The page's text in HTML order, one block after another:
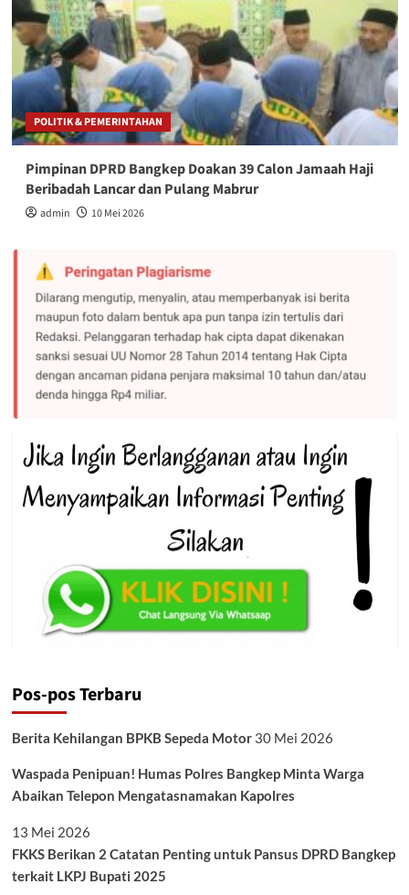
POLITIK & PEMERINTAHAN
Pimpinan DPRD Bangkep Doakan 39 Calon Jamaah Haji
Beribadah Lancar dan Pulang Mabrur
admin 10 Mei 2026
Pos-pos Terbaru
Berita Kehilangan BPKB Sepeda Motor 30 Mei 2026
Waspada Penipuan! Humas Polres Bangkep Minta Warga
Abaikan Telepon Mengatasnamakan Kapolres
13 Mei 2026
FKKS Berikan 2 Catatan Penting untuk Pansus DPRD Bangkep
terkait LKPJ Bupati 2025